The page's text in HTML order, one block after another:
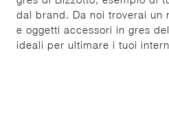
dal brand. Da noi troverai un
e oggetti accessori in gres
ideali per ultimare i tuoi